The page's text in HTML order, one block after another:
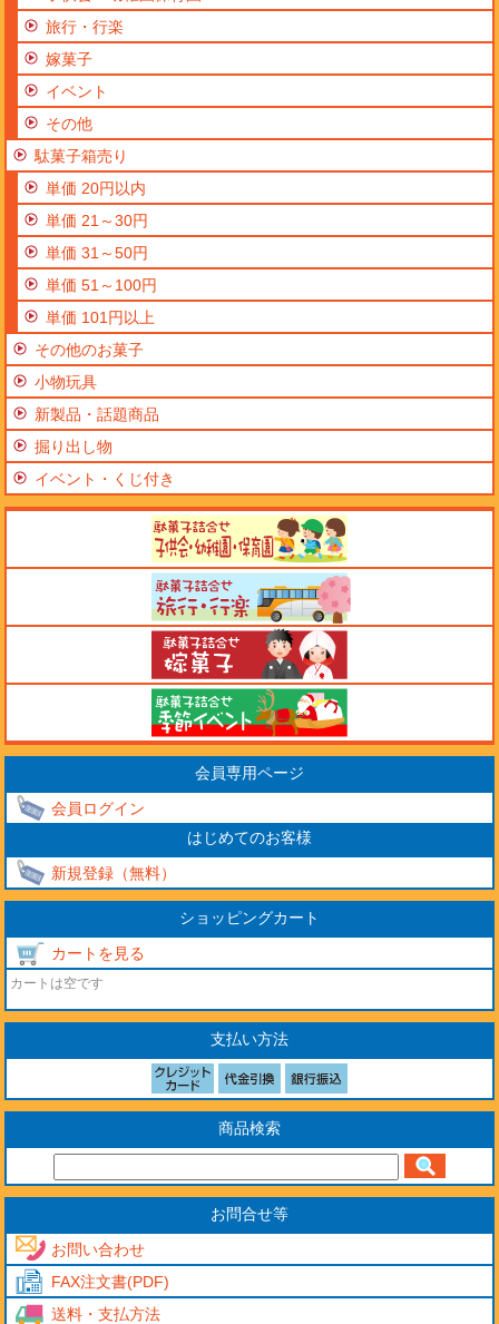
旅行・行楽
嫁菓子
イベント
その他
駄菓子箱売り
単価 20円以内
単価 21～30円
単価 31～50円
単価 51～100円
単価 101円以上
その他のお菓子
小物玩具
新製品・話題商品
掘り出し物
イベント・くじ付き
会員専用ページ
会員ログイン
はじめてのお客様
新規登録（無料）
ショッピングカート
カートを見る
カートは空です
支払い方法
商品検索
お問合せ等
お問い合わせ
FAX注文書(PDF)
送料・支払方法